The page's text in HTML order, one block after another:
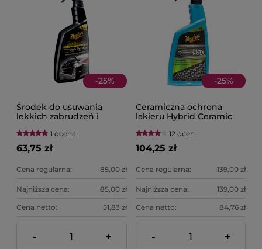
-25%
Środek do usuwania
lekkich zabrudzeń i
Class Premium Quik
Detailer 709ML
MEGUIAR'S
1 ocena
63,75 zł
Cena regularna: 85,00 zł
Najniższa cena: 85,00 zł
Cena netto: 51,83 zł
- +
-25%
Ceramiczna ochrona
lakieru Hybrid Ceramic
12 ocen
104,25 zł
Cena regularna: 139,00 zł
Najniższa cena: 139,00 zł
Cena netto: 84,76 zł
- +